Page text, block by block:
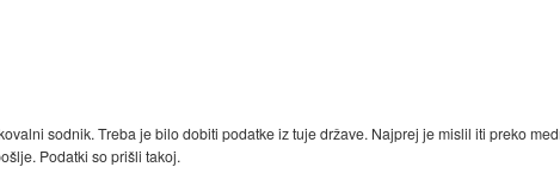
sodnik. Treba je bilo dobiti podatke iz tuje države. Najprej je mislil iti preko
Podatki so prišli takoj.